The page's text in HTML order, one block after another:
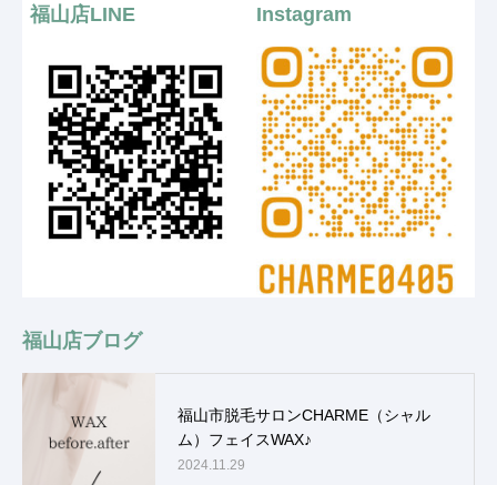
福山店LINE Instagram
福山店ブログ
福山市脱毛サロンCHARME（シャル
ム）フェイスWAX♪
2024.11.29